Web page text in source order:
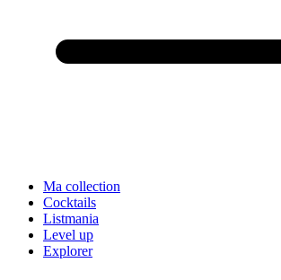
Ma collection
Cocktails
Listmania
Level up
Explorer